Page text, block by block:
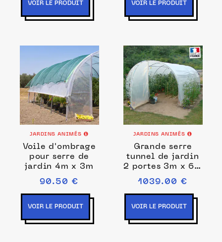
VOIR LE PRODUIT VOIR LE PRODUIT
JARDINS ANIMÉS
Voile d'ombrage
pour serre de
jardin 4m x 3m
90.50 €
VOIR LE PRODUIT
JARDINS ANIMÉS
Grande serre
tunnel de jardin
2 portes 3m x 6m
- 18m2
1039.00 €
VOIR LE PRODUIT